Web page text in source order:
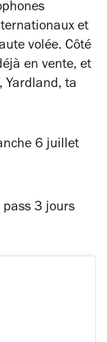
et
volée. Côté
en vente, et
Yardland, ta
6 juillet
3 jours